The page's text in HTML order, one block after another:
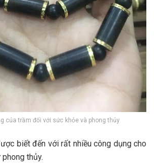
của trầm đối với sức khỏe và phong thủy
biết đến với rất nhiều công dụng cho
thủy.